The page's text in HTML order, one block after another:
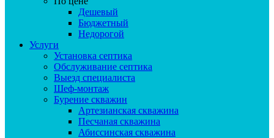
Дешевый
Бюджетный
Недорогой
Услуги
Установка септика
Обслуживание септика
Выезд специалиста
Шеф-монтаж
Бурение скважин
Артезианская скважина
Песчаная скважина
Абиссинская скважина